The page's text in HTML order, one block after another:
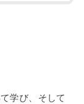
学び、そして